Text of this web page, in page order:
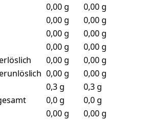
0,00 g
0,00 g
0,00 g
0,00 g
0,00 g
0,00 g
0,00 g
0,00 g
0,00 g
0,00 g
0,00 g
0,00 g
0,3 g
0,3 g
0,0 g
0,0 g
0,00 g
0,00 g